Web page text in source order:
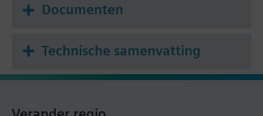
Documenten
Technische samenvatting